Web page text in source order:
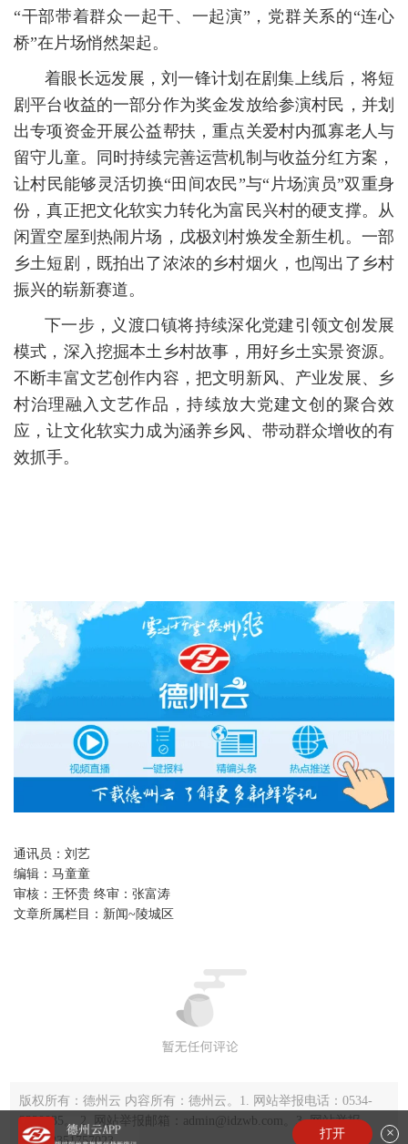
“干部带着群众一起干、一起演”，党群关系的“连心
桥”在片场悄然架起。
着眼长远发展，刘一锋计划在剧集上线后，将短
剧平台收益的一部分作为奖金发放给参演村民，并划
出专项资金开展公益帮扶，重点关爱村内孤寡老人与
留守儿童。同时持续完善运营机制与收益分红方案，
让村民能够灵活切换“田间农民”与“片场演员”双重身
份，真正把文化软实力转化为富民兴村的硬支撑。从
闲置空屋到热闹片场，戊极刘村焕发全新生机。一部
乡土短剧，既拍出了浓浓的乡村烟火，也闯出了乡村
振兴的崭新赛道。
下一步，义渡口镇将持续深化党建引领文创发展
模式，深入挖掘本土乡村故事，用好乡土实景资源。
不断丰富文艺创作内容，把文明新风、产业发展、乡
村治理融入文艺作品，持续放大党建文创的聚合效
应，让文化软实力成为涵养乡风、带动群众增收的有
效抓手。
通讯员：刘艺
编辑： 马童童
审核： 王怀贵 终审：张富涛
文章所属栏目： 新闻~陵城区
打开 ×
版权所有：德州云 内容所有：德州云。1. 网站举报电话：0534-
2220035。 2. 网站举报邮箱：admin@idzwb.com。3. 网站举报
QQ：2351757023。